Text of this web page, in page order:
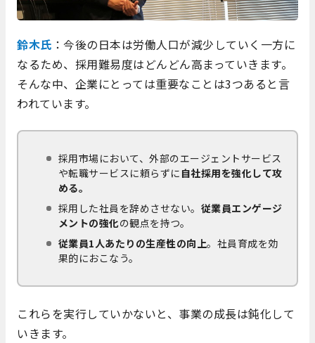
鈴木氏 ：今後の日本は労働人口が減少していく一方に
なるため、採用難易度はどんどん高まっていきます。
そんな中、企業にとっては重要なことは3つあると言
われています。
採用市場において、外部のエージェントサービス
や転職サービスに頼らずに 自社採用を強化して攻
める。
採用した社員を辞めさせない。 従業員エンゲージ
メントの強化の観点を持つ。
従業員1人あたりの生産性の向上。社員育成を効
果的におこなう。
これらを実行していかないと、事業の成長は鈍化して
いきます。